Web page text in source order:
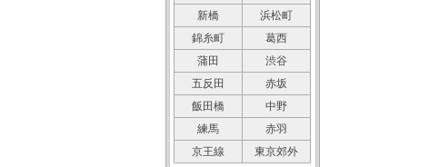
新橋
浜松町
錦糸町
葛西
蒲田
渋谷
五反田
赤坂
飯田橋
中野
練馬
赤羽
京王線
東京郊外